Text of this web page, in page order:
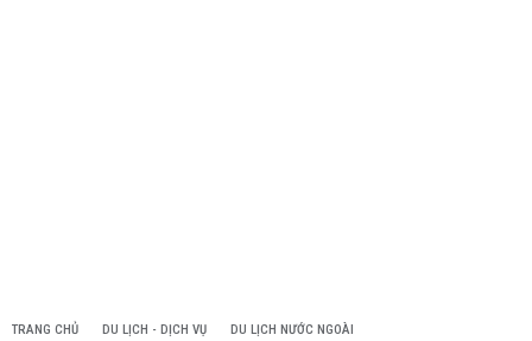
TRANG CHỦ DU LỊCH - DỊCH VỤ DU LỊCH NƯỚC NGOÀI